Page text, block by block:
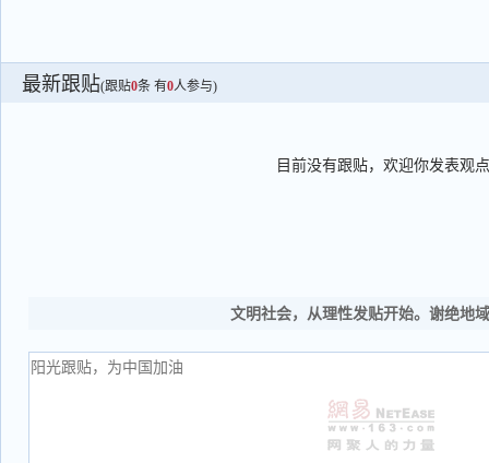
最新跟贴(跟贴0条 有0人参与)
目前没有跟贴，欢迎你发表观点
文明社会，从理性发贴开始。谢绝地